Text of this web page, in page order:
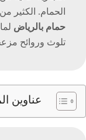
الحمام. الكثير
حمام بالرياض
تلوث وروائح
عناوين